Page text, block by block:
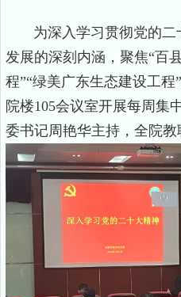
为深入学习贯彻党的二
发展的深刻内涵，聚焦“百
程”“绿美广东生态建设工程”
院楼105会议室开展每周集
委书记周艳华主持，全院教